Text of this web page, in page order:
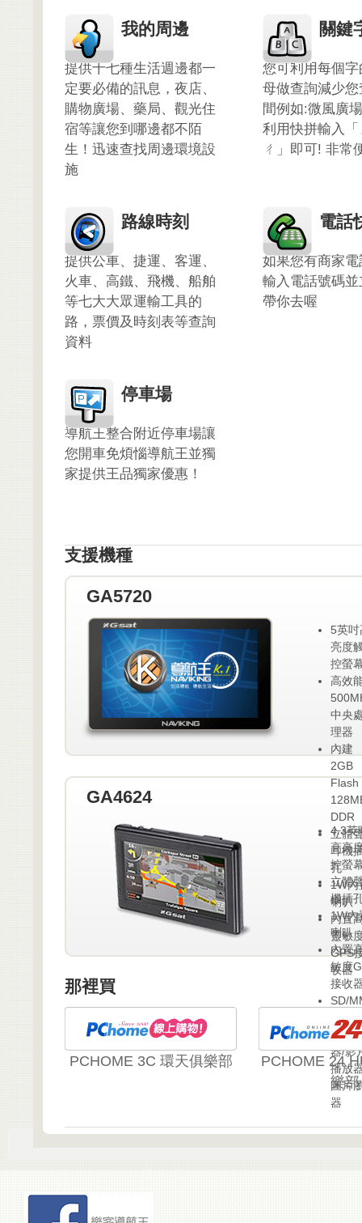
我的周邊
提供十七種生活週邊都一
定要必備的訊息，夜店、
購物廣場、藥局、觀光住
宿等讓您到哪邊都不陌
生！迅速查找周邊環境設
施
關鍵
您可利用每個
母做查詢減少
間例如:微風廣
利用快拼輸入
ㄔ」即可! 非常
路線時刻
提供公車、捷運、客運、
火車、高鐵、飛機、船舶
等七大大眾運輸工具的
路，票價及時刻表等查詢
資料
電話
如果您有商家
輸入電話號碼
帶你去喔
停車場
導航王整合附近停車場讓
您開車免煩惱導航王並獨
家提供王品獨家優惠！
支援機種
GA5720
5英吋
亮度
控螢
高效
中央
理器
內建
2GB
Flash
DDR
立體
耳機
孔
1W內
喇叭
內置
靈敏
GPS
收器
GA4624
4.3英
高亮
控螢
立體
機插
1W內
喇叭
內置
敏度
接收
SD/
卡插
音樂
器/影
播放
圖片
器
那裡買
PCHOME 3C 環天俱樂部
PCHOME 24
樂部